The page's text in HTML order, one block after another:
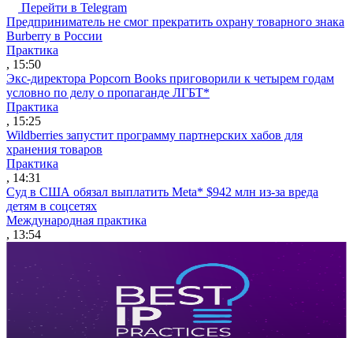
Перейти в Telegram
Предприниматель не смог прекратить охрану товарного знака
Burberry в России
Практика
, 15:50
Экс-директора Popcorn Books приговорили к четырем годам
условно по делу о пропаганде ЛГБТ*
Практика
, 15:25
Wildberries запустит программу партнерских хабов для
хранения товаров
Практика
, 14:31
Суд в США обязал выплатить Meta* $942 млн из-за вреда
детям в соцсетях
Международная практика
, 13:54